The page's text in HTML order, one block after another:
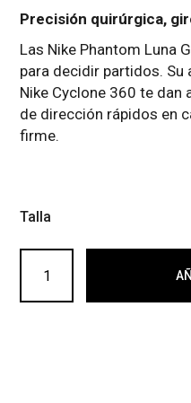
Precisión quirúrgica,
Las Nike Phantom Luna
para decidir partidos. Su
Nike Cyclone 360 te
de dirección rápidos en
firme.
Talla
NIKE PHANTOM LUNA